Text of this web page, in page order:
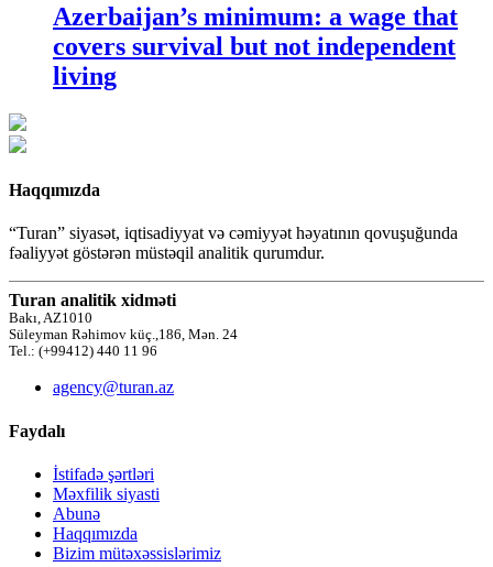
Azerbaijan’s minimum: a wage that
covers survival but not independent
living
Haqqımızda
“Turan” siyasət, iqtisadiyyat və cəmiyyət həyatının qovuşuğunda
fəaliyyət göstərən müstəqil analitik qurumdur.
Turan analitik xidməti
Bakı, AZ1010
Süleyman Rəhimov küç.,186, Mən. 24
Tel.: (+99412) 440 11 96
agency@turan.az
Faydalı
İstifadə şərtləri
Məxfilik siyasti
Abunə
Haqqımızda
Bizim mütəxəssislərimiz